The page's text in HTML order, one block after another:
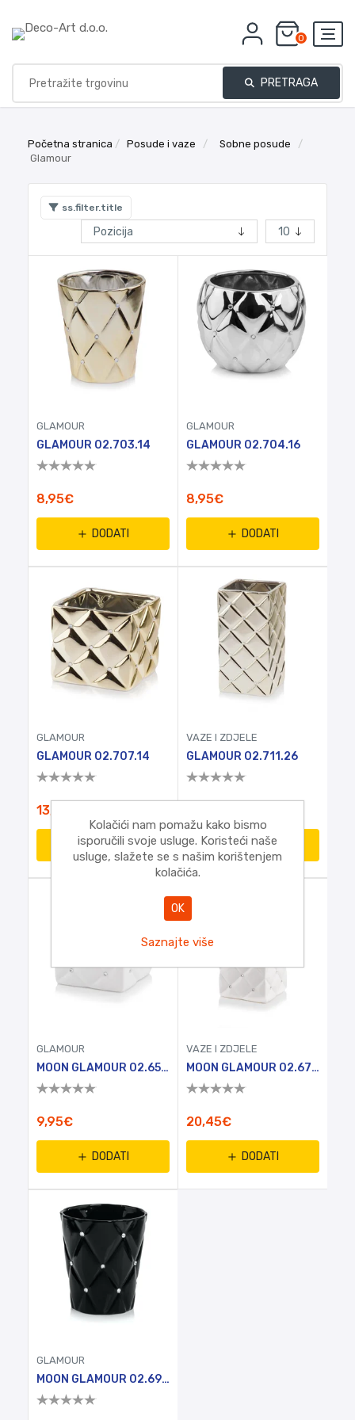
0
PRETRAGA
Početna stranica / Posude i vaze / Sobne posude
/
Glamour
ss.filter.title
GLAMOUR
GLAMOUR 02.703.14
8,95€
DODATI
GLAMOUR
GLAMOUR 02.704.16
8,95€
DODATI
GLAMOUR
GLAMOUR 02.707.14
13,95€
DODATI
VAZE I ZDJELE
GLAMOUR 02.711.26
DODATI
GLAMOUR
MOON GLAMOUR 02.658.14
9,95€
DODATI
VAZE I ZDJELE
MOON GLAMOUR 02.675.26
20,45€
DODATI
GLAMOUR
MOON GLAMOUR 02.693.14
Kolačići nam pomažu kako bismo
isporučili svoje usluge. Koristeći naše
usluge, slažete se s našim korištenjem
kolačića.
OK
Saznajte više